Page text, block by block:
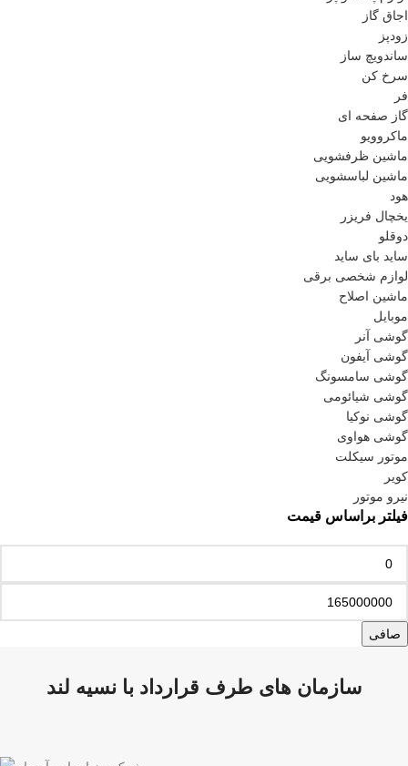
اجاق گاز
زودپز
ساندویچ ساز
سرخ کن
فر
گاز صفحه ای
ماکروویو
ماشین ظرفشویی
ماشین لباسشویی
هود
یخچال فریزر
دوقلو
ساید بای ساید
لوازم شخصی برقی
ماشین اصلاح
موبایل
گوشی آنر
گوشی آیفون
گوشی سامسونگ
گوشی شیائومی
گوشی نوکیا
گوشی هواوی
موتور سیکلت
کویر
نیرو موتور
فیلتر براساس قیمت
صافی
سازمان های طرف قرارداد با نسیه لند